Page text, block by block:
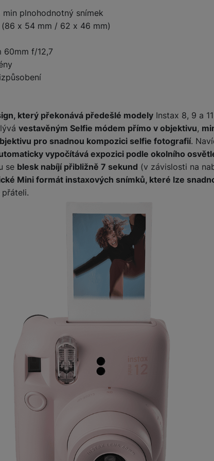
používáme my nebo naši partneři, abychom vám mohli
plnohodnotný snímek
x 54 mm / 62 x 46 mm)
60mm f/12,7
který překonává předešlé modely Instax 8, 9 a 11
vestavěným Selfie módem přímo v objektivu,
pro snadnou kompozici selfie fotografií.
vypočítává expozici podle okolního
se blesk nabíjí přibližně 7 sekund (v závislosti na
Mini formát instaxových snímků, které lze